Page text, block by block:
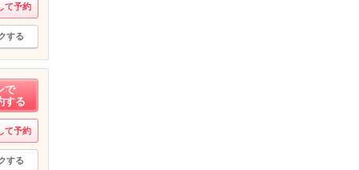
て予約
する
で
する
て予約
する